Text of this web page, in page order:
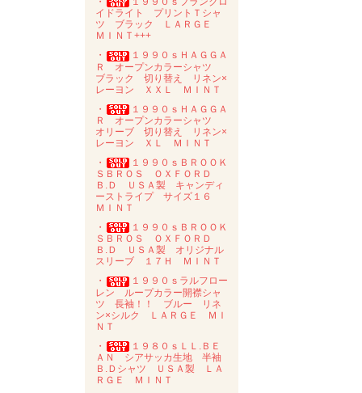
イドライト プリントＴシャ
ツ ブラック ＬＡＲＧＥ
ＭＩＮＴ+++
・
１９９０ｓＨＡＧＧＡ
Ｒ オープンカラーシャツ
ブラック 切り替え リネン×
レーヨン ＸＸＬ ＭＩＮＴ
・
１９９０ｓＨＡＧＧＡ
Ｒ オープンカラーシャツ
オリーブ 切り替え リネン×
レーヨン ＸＬ ＭＩＮＴ
・
１９９０ｓＢＲＯＯＫ
ＳＢＲＯＳ ＯＸＦＯＲＤ
Ｂ.Ｄ ＵＳＡ製 キャンディ
ーストライプ サイズ１６
ＭＩＮＴ
・
１９９０ｓＢＲＯＯＫ
ＳＢＲＯＳ ＯＸＦＯＲＤ
Ｂ.Ｄ ＵＳＡ製 オリジナル
スリーブ １７Ｈ ＭＩＮＴ
・
１９９０ｓラルフロー
レン ループカラー開襟シャ
ツ 長袖！！ ブルー リネ
ン×シルク ＬＡＲＧＥ ＭＩ
ＮＴ
・
１９８０ｓＬＬ.ＢＥ
ＡＮ シアサッカ生地 半袖
Ｂ.Ｄシャツ ＵＳＡ製 ＬＡ
ＲＧＥ ＭＩＮＴ